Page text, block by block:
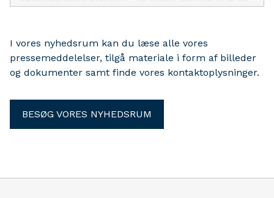
I vores nyhedsrum kan du læse alle vores
pressemeddelelser, tilgå materiale i form af billeder
og dokumenter samt finde vores kontaktoplysninger.
BESØG VORES NYHEDSRUM